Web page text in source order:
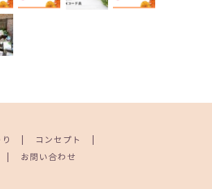
コンセプト
お問い合わせ